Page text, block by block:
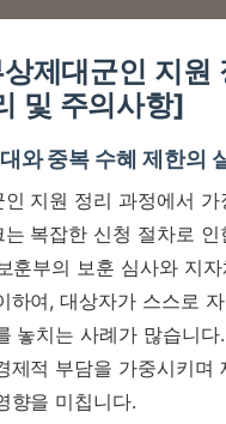
제대군인 지원
및 주의사항]
와 중복 수혜 제한의
지원 정리 과정에서 가
복잡한 신청 절차로 인
훈부의 보훈 심사와 지
하여, 대상자가 스스로
놓치는 사례가 많습니다
제적 부담을 가중시키며
향을 미칩니다.